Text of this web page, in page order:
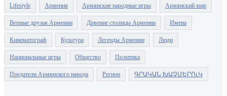
Lifestyle Армения Армянские народные игры Армянский мир
Верные друзья Армении Дрвение столицы Армении Имена
Кинематограф Культура Легенды Армении Люди
Национальные игры Общество Политика
Предатели Армянского народа Регион ԳՐԱԿԱՆ ԽԱՉՄԵՐՈւԿ